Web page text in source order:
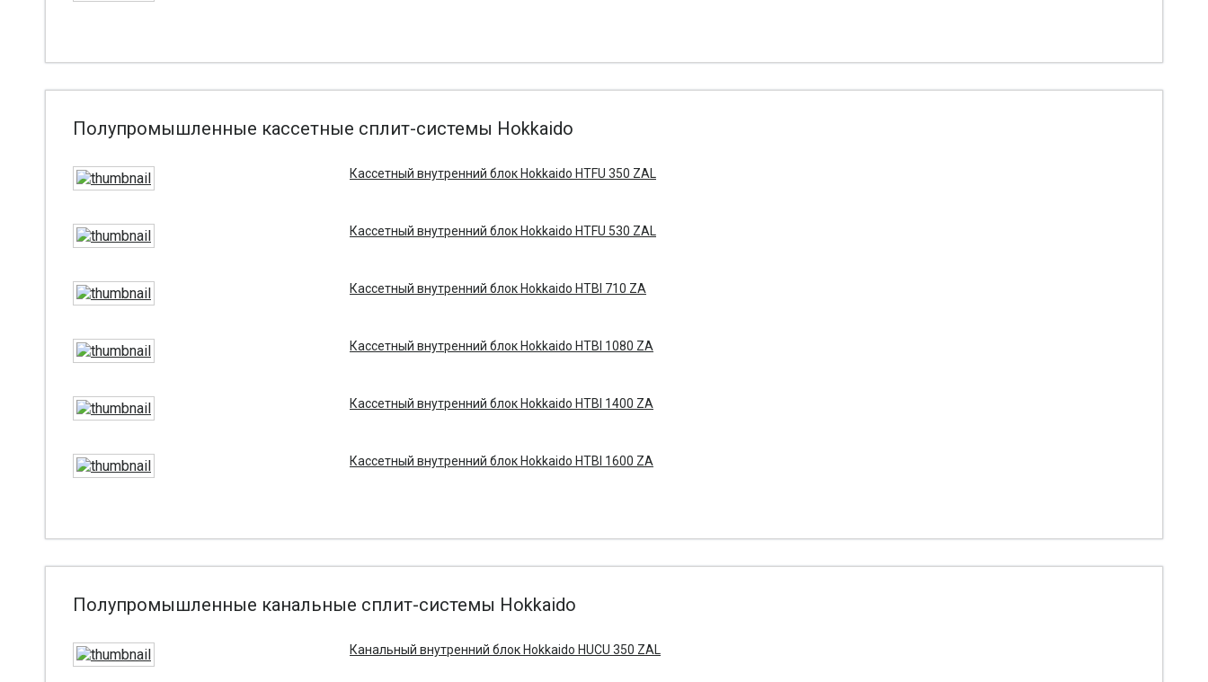
Полупромышленные кассетные сплит-системы Hokkaido
Кассетный внутренний блок Hokkaido HTFU 350 ZAL
Кассетный внутренний блок Hokkaido HTFU 530 ZAL
Кассетный внутренний блок Hokkaido HTBI 710 ZA
Кассетный внутренний блок Hokkaido HTBI 1080 ZA
Кассетный внутренний блок Hokkaido HTBI 1400 ZA
Кассетный внутренний блок Hokkaido HTBI 1600 ZA
Полупромышленные канальные сплит-системы Hokkaido
Канальный внутренний блок Hokkaido HUCU 350 ZAL